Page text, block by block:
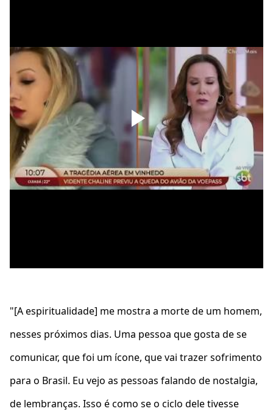
"[A espiritualidade] me mostra a morte de um homem,
nesses próximos dias. Uma pessoa que gosta de se
comunicar, que foi um ícone, que vai trazer sofrimento
para o Brasil. Eu vejo as pessoas falando de nostalgia,
de lembranças. Isso é como se o ciclo dele tivesse